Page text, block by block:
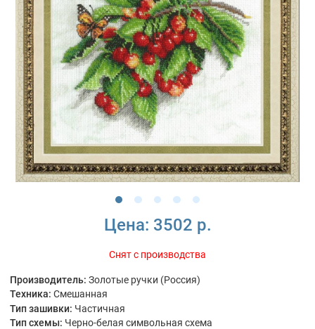
Цена: 3502 р.
Снят с производства
Производитель: Золотые ручки (Россия)
Техника: Смешанная
Тип зашивки: Частичная
Тип схемы: Черно-белая символьная схема